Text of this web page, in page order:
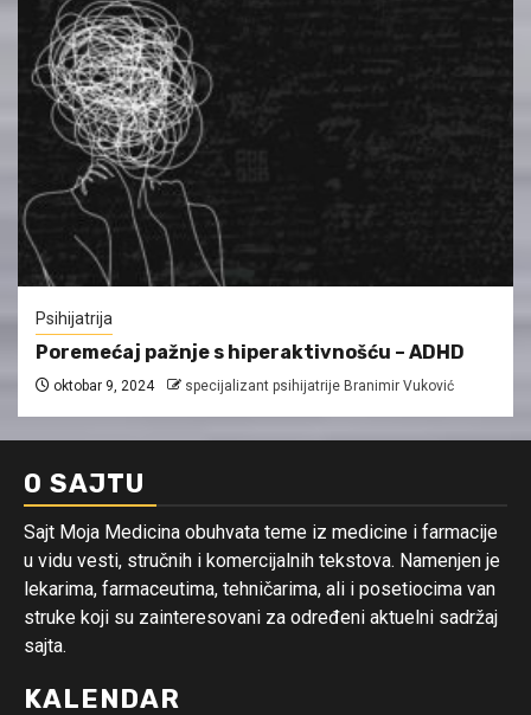
Psihijatrija
Poremećaj pažnje s hiperaktivnošću – ADHD
oktobar 9, 2024 specijalizant psihijatrije Branimir Vuković
O SAJTU
Sajt Moja Medicina obuhvata teme iz medicine i farmacije
u vidu vesti, stručnih i komercijalnih tekstova. Namenjen je
lekarima, farmaceutima, tehničarima, ali i posetiocima van
struke koji su zainteresovani za određeni aktuelni sadržaj
sajta.
KALENDAR